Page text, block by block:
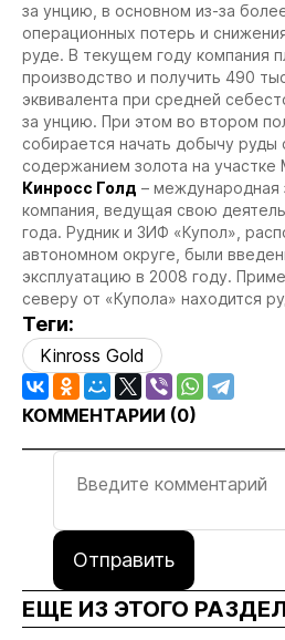
за унцию, в основном из-за
операционных потерь и
руде. В текущем году компания
производство и получить 490
эквивалента при средней
за унцию. При этом во втором
собирается начать добычу руды
содержанием золота на
Кинросс Голд –
компания, ведущая свою
года. Рудник и ЗИФ «Купол»,
автономном округе, были
эксплуатацию в 2008 году.
северу от «Купола» находится
Теги:
Kinross Gold
КОММЕНТАРИИ (0)
Отправить
ЕЩЕ ИЗ ЭТОГО